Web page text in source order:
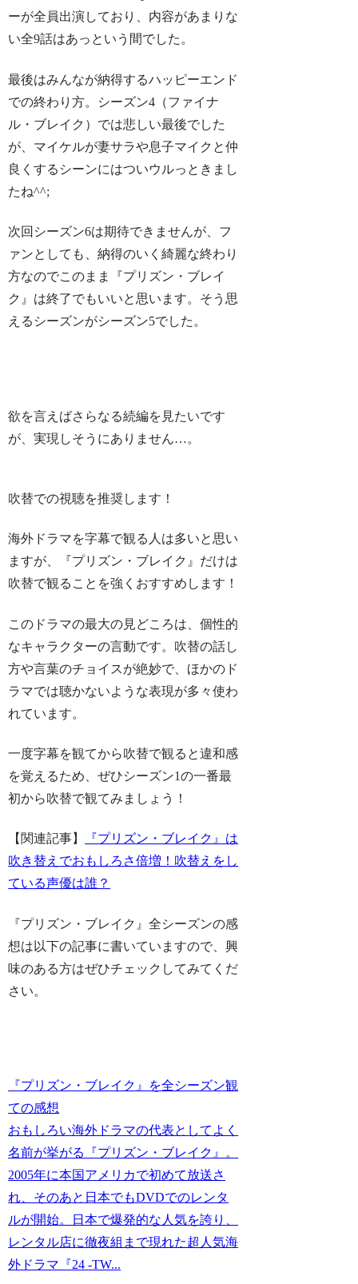
ーが全員出演しており、内容があまりな
い全9話はあっという間でした。
最後はみんなが納得するハッピーエンド
での終わり方。シーズン4（ファイナ
ル・ブレイク）では悲しい最後でした
が、マイケルが妻サラや息子マイクと仲
良くするシーンにはついウルっときまし
たね^^;
次回シーズン6は期待できませんが、フ
ァンとしても、納得のいく綺麗な終わり
方なのでこのまま『プリズン・ブレイ
ク』は終了でもいいと思います。そう思
えるシーズンがシーズン5でした。
欲を言えばさらなる続編を見たいです
が、実現しそうにありません…。
吹替での視聴を推奨します！
海外ドラマを字幕で観る人は多いと思い
ますが、
『プリズン・ブレイク』だけは
吹替で観ることを強くおすすめします ！
このドラマの最大の見どころは、個性的
なキャラクターの言動です。吹替の話し
方や言葉のチョイスが絶妙で、ほかのド
ラマでは聴かないような表現が多々使わ
れています。
一度字幕を観てから吹替で観ると違和感
を覚えるため、ぜひシーズン1の一番最
初から吹替で観てみましょう！
【関連記事】
『プリズン・ブレイク』は
吹き替えでおもしろさ倍増！吹替えをし
ている声優は誰？
『プリズン・ブレイク』全シーズンの感
想は以下の記事に書いていますので、興
味のある方はぜひチェックしてみてくだ
さい。
『プリズン・ブレイク』を全シーズン観
ての感想
おもしろい海外ドラマの代表としてよく
名前が挙がる『プリズン・ブレイク』。
2005年に本国アメリカで初めて放送さ
れ、そのあと日本でもDVDでのレンタ
ルが開始。日本で爆発的な人気を誇り、
レンタル店に徹夜組まで現れた超人気海
外ドラマ『24 -TW...